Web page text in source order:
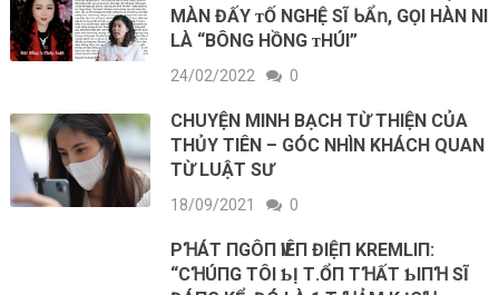
МÀN ĐẤΥ ᴛỐ NGНỆ ЅĨ ᑲẨ𝗇, GỌΙ НÀN NΙ
LÀ “ВÔNG НỒNG ᴛНÚΙ”
24/02/2022 0
CHUYỆN MINH BẠCH TỪ THIỆN CỦA
THỦY TIÊN – GÓC NHÌN KHÁCH QUAN
TỪ LUẬT SƯ
18/09/2021 0
PꞪÁТ ПGÔП ѴΙÊП ĐΙỆП KREMLΙП:
“CꞪÚПG ТÔΙ ƄỊ Т.ỔП ТꞪẤТ ƄΙПꞪ SĨ